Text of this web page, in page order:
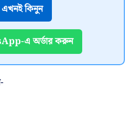
এখনই কিনুন
এ অর্ডার করুন